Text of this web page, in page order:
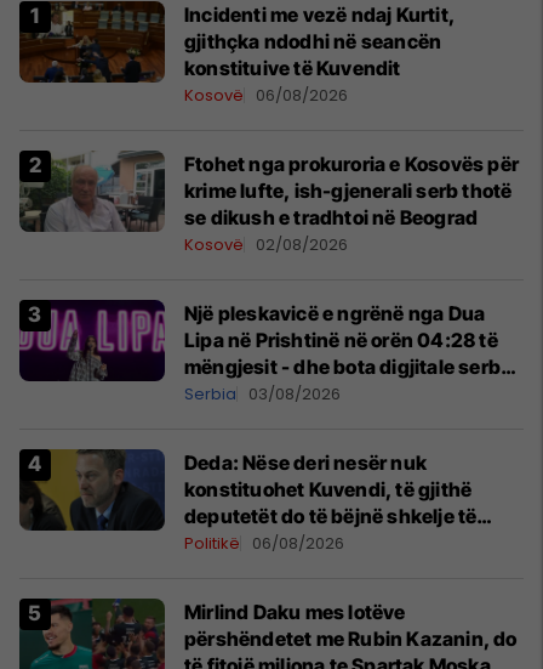
Incidenti me vezë ndaj Kurtit,
gjithçka ndodhi në seancën
konstituive të Kuvendit
Kosovë 06/08/2026
Ftohet nga prokuroria e Kosovës për
krime lufte, ish-gjenerali serb thotë
se dikush e tradhtoi në Beograd
Kosovë 02/08/2026
Një pleskavicë e ngrënë nga Dua
Lipa në Prishtinë në orën 04:28 të
mëngjesit - dhe bota digjitale serbe
shpall gjendjen e luftës
Serbia 03/08/2026
Deda: Nëse deri nesër nuk
konstituohet Kuvendi, të gjithë
deputetët do të bëjnë shkelje të
rëndë kushtetuese
Politikë 06/08/2026
Mirlind Daku mes lotëve
përshëndetet me Rubin Kazanin, do